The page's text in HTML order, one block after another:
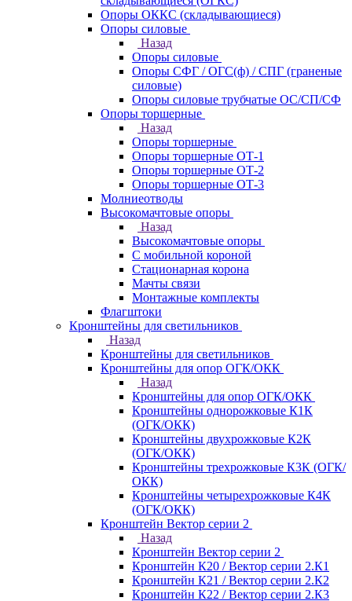
Опоры ОККС (складывающиеся)
Опоры силовые
Назад
Опоры силовые
Опоры СФГ / ОГС(ф) / СПГ (граненые
силовые)
Опоры силовые трубчатые ОС/СП/СФ
Опоры торшерные
Назад
Опоры торшерные
Опоры торшерные ОТ-1
Опоры торшерные ОТ-2
Опоры торшерные ОТ-3
Молниеотводы
Высокомачтовые опоры
Назад
Высокомачтовые опоры
С мобильной короной
Стационарная корона
Мачты связи
Монтажные комплекты
Флагштоки
Кронштейны для светильников
Назад
Кронштейны для светильников
Кронштейны для опор ОГК/ОКК
Назад
Кронштейны для опор ОГК/ОКК
Кронштейны однорожковые К1К
(ОГК/ОКК)
Кронштейны двухрожковые К2К
(ОГК/ОКК)
Кронштейны трехрожковые К3К (ОГК/
ОКК)
Кронштейны четырехрожковые К4К
(ОГК/ОКК)
Кронштейн Вектор серии 2
Назад
Кронштейн Вектор серии 2
Кронштейн К20 / Вектор серии 2.К1
Кронштейн К21 / Вектор серии 2.К2
Кронштейн К22 / Вектор серии 2.К3